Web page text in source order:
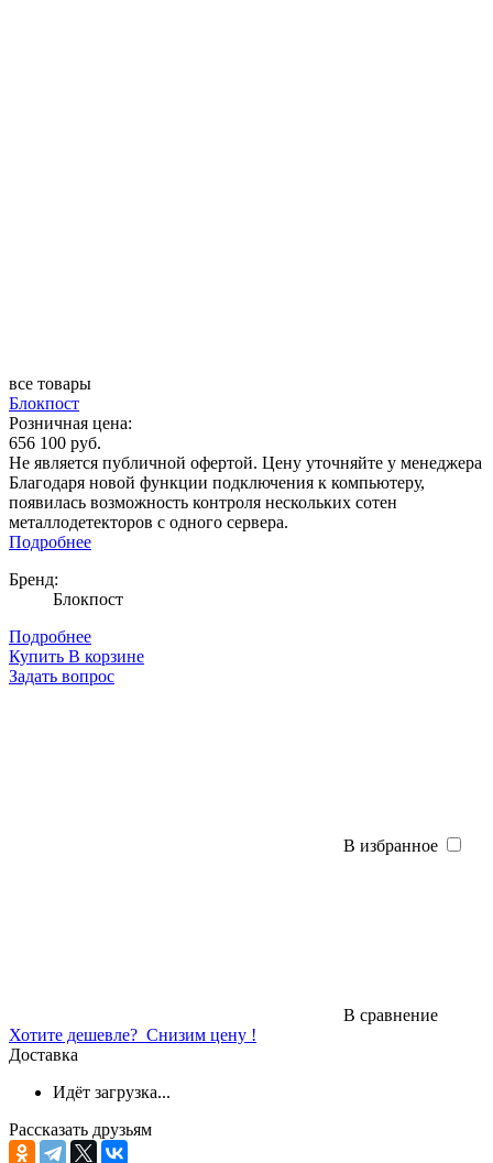
все товары
Блокпост
Розничная цена:
656 100 руб.
Не является публичной офертой. Цену уточняйте у менеджера
Благодаря новой функции подключения к компьютеру,
появилась возможность контроля нескольких сотен
металлодетекторов с одного сервера.
Подробнее
Бренд:
Блокпост
Подробнее
Купить В корзине
Задать вопрос
В избранное
В сравнение
Хотите дешевле? Снизим цену !
Доставка
Идёт загрузка...
Рассказать друзьям